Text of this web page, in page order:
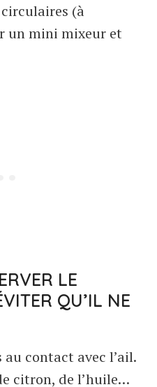
(à
un mini mixeur et
LE
QU’IL NE
contact avec l’ail.
citron, de l’huile…